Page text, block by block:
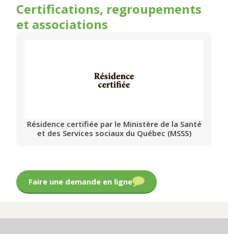
Certifications, regroupements
et associations
Résidence certifiée par le Ministère de la Santé
et des Services sociaux du Québec (MSSS)
Faire une demande en ligne